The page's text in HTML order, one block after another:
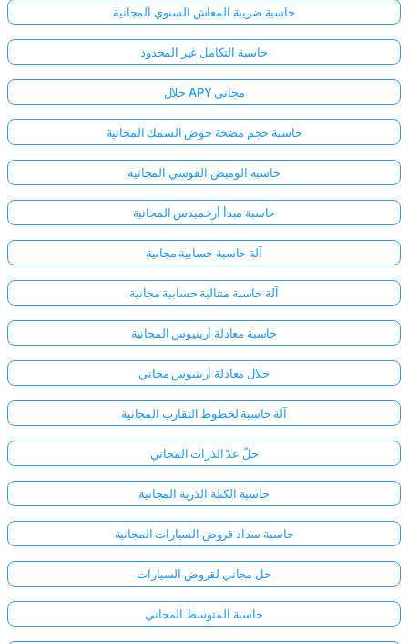
حاسبة ضريبة المعاش السنوي المجانية
حاسبة التكامل غير المحدود
حلال APY مجاني
حاسبة حجم مضخة حوض السمك المجانية
حاسبة الوميض القوسي المجانية
حاسبة مبدأ أرخميدس المجانية
آلة حاسبة حسابية مجانية
آلة حاسبة متتالية حسابية مجانية
حاسبة معادلة أرينيوس المجانية
حلال معادلة أرينيوس مجاني
آلة حاسبة لخطوط التقارب المجانية
حلّ عدّ الذرات المجاني
حاسبة الكتلة الذرية المجانية
حاسبة سداد قروض السيارات المجانية
حل مجاني لقروض السيارات
حاسبة المتوسط المجاني